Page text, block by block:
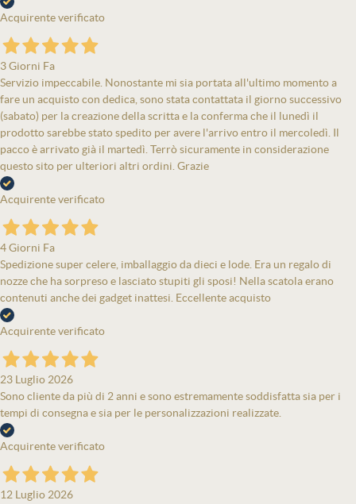
Acquirente verificato
3 Giorni Fa
Servizio impeccabile. Nonostante mi sia portata all'ultimo momento a
fare un acquisto con dedica, sono stata contattata il giorno successivo
(sabato) per la creazione della scritta e la conferma che il lunedì il
prodotto sarebbe stato spedito per avere l'arrivo entro il mercoledì. Il
pacco è arrivato già il martedì. Terrò sicuramente in considerazione
questo sito per ulteriori altri ordini. Grazie
Acquirente verificato
4 Giorni Fa
Spedizione super celere, imballaggio da dieci e lode. Era un regalo di
nozze che ha sorpreso e lasciato stupiti gli sposi! Nella scatola erano
contenuti anche dei gadget inattesi. Eccellente acquisto
Acquirente verificato
23 Luglio 2026
Sono cliente da più di 2 anni e sono estremamente soddisfatta sia per i
tempi di consegna e sia per le personalizzazioni realizzate.
Acquirente verificato
12 Luglio 2026